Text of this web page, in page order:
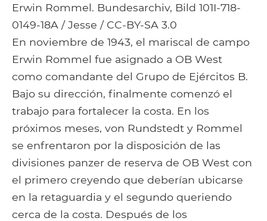
Erwin Rommel. Bundesarchiv, Bild 101I-718-
0149-18A / Jesse / CC-BY-SA 3.0
En noviembre de 1943, el mariscal de campo
Erwin Rommel fue asignado a OB West
como comandante del Grupo de Ejércitos B.
Bajo su dirección, finalmente comenzó el
trabajo para fortalecer la costa. En los
próximos meses, von Rundstedt y Rommel
se enfrentaron por la disposición de las
divisiones panzer de reserva de OB West con
el primero creyendo que deberían ubicarse
en la retaguardia y el segundo queriendo
cerca de la costa. Después de los